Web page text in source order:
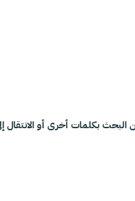
البحث بكلمات أخرى أو